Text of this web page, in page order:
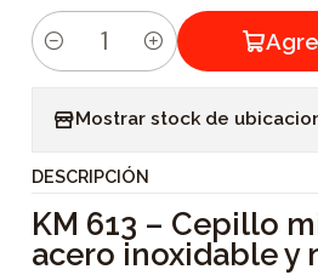
C
i
d
a
Mostrar stock de
DESCRIPCIÓN
KM 613 – Cepillo
acero inoxidable y